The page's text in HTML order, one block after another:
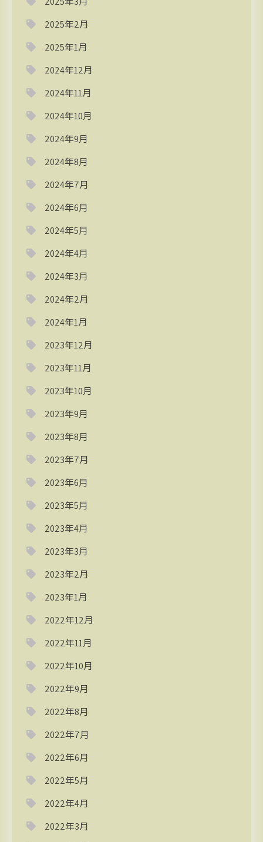
2025年2月
2025年1月
2024年12月
2024年11月
2024年10月
2024年9月
2024年8月
2024年7月
2024年6月
2024年5月
2024年4月
2024年3月
2024年2月
2024年1月
2023年12月
2023年11月
2023年10月
2023年9月
2023年8月
2023年7月
2023年6月
2023年5月
2023年4月
2023年3月
2023年2月
2023年1月
2022年12月
2022年11月
2022年10月
2022年9月
2022年8月
2022年7月
2022年6月
2022年5月
2022年4月
2022年3月